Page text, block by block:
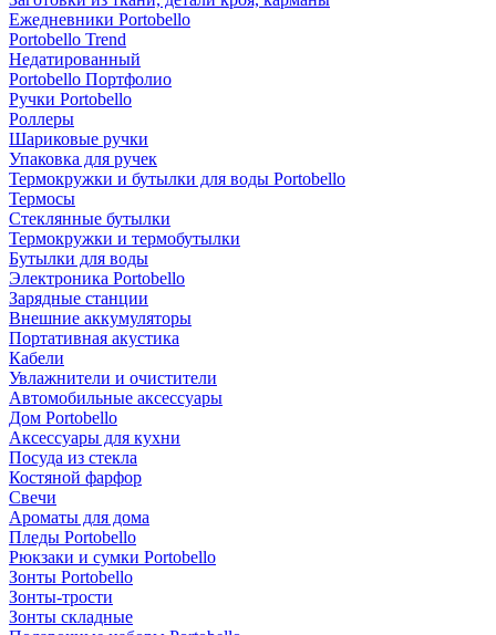
Ежедневники Portobello
Portobello Trend
Недатированный
Portobello Портфолио
Ручки Portobello
Роллеры
Шариковые ручки
Упаковка для ручек
Термокружки и бутылки для воды Portobello
Термосы
Стеклянные бутылки
Термокружки и термобутылки
Бутылки для воды
Электроника Portobello
Зарядные станции
Внешние аккумуляторы
Портативная акустика
Кабели
Увлажнители и очистители
Автомобильные аксессуары
Дом Portobello
Аксессуары для кухни
Посуда из стекла
Костяной фарфор
Свечи
Ароматы для дома
Пледы Portobello
Рюкзаки и сумки Portobello
Зонты Portobello
Зонты-трости
Зонты складные